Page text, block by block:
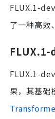
FLUX.1-
了一种高效
FLUX.1-
FLUX.1-
果，其基础